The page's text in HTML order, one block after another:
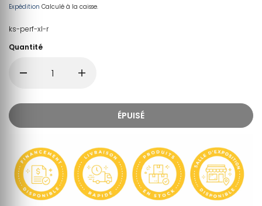
Expédition Calculé à la caisse.
ks-perf-xl-r
Quantité
ÉPUISÉ